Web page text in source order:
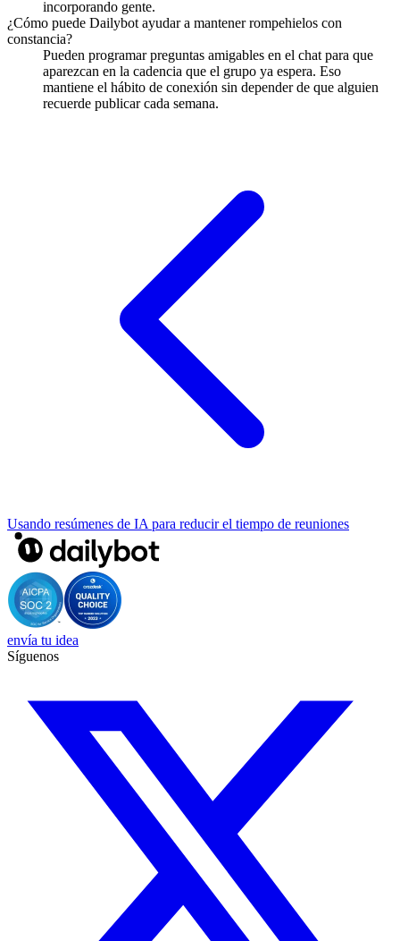
incorporando gente.
¿Cómo puede Dailybot ayudar a mantener rompehielos con
constancia?
Pueden programar preguntas amigables en el chat para que
aparezcan en la cadencia que el grupo ya espera. Eso
mantiene el hábito de conexión sin depender de que alguien
recuerde publicar cada semana.
Usando resúmenes de IA para reducir el tiempo de reuniones
envía tu idea
Síguenos